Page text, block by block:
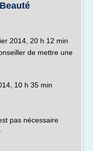
2014, 20 h 12 min
de mettre une
10 h 35 min
pas nécessaire